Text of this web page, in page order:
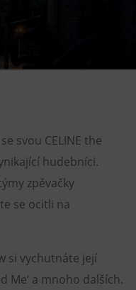
svou CELINE the
hudebníci.
zpěvačky
se ocitli na
si vychutnáte její
Me‘ a mnoho dalších.